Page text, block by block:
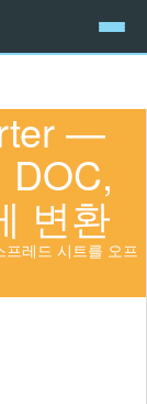
—
DOC,
변환
레드 시트를 오프